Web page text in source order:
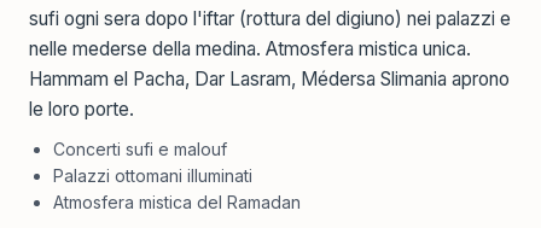
sufi ogni sera dopo l'iftar (rottura del digiuno) nei palazzi e
nelle mederse della medina. Atmosfera mistica unica.
Hammam el Pacha, Dar Lasram, Médersa Slimania aprono
le loro porte.
Concerti sufi e malouf
Palazzi ottomani illuminati
Atmosfera mistica del Ramadan